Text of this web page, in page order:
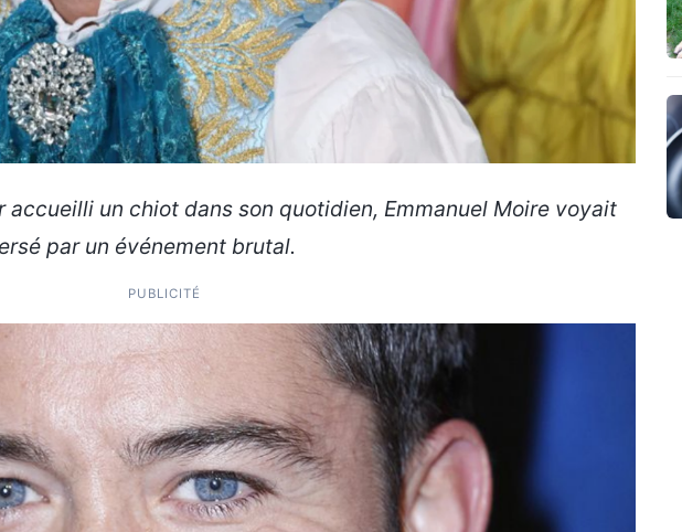
accueilli un chiot dans son quotidien, Emmanuel Moire voyait
par un événement brutal.
PUBLICITÉ